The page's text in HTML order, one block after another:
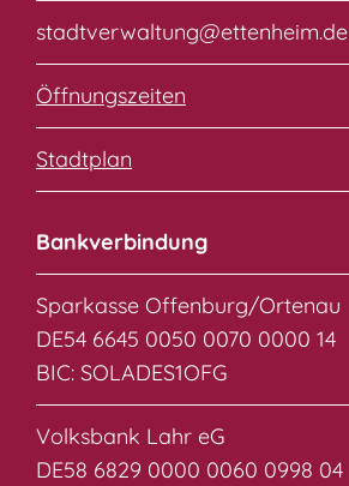
stadtverwaltung@ettenheim.de
Öffnungszeiten
Stadtplan
Bankverbindung
Sparkasse Offenburg/Ortenau
DE54 6645 0050 0070 0000 14
BIC: SOLADES1OFG
Volksbank Lahr eG
DE58 6829 0000 0060 0998 04